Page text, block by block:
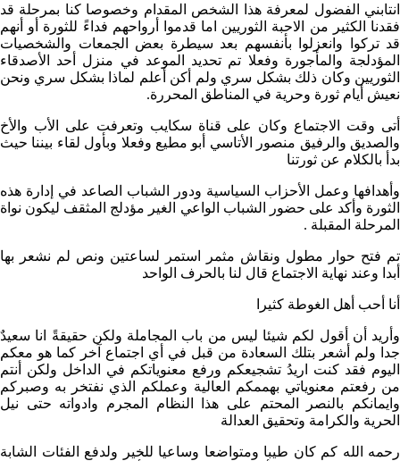
انتابني الفضول لمعرفة هذا الشخص المقدام وخصوصا كنا بمرحلة قد
فقدنا الكثير من الاحبة الثوريين اما قدموا أرواحهم فداءً للثورة أو أنهم
قد تركوا وانعزلوا بأنفسهم بعد سيطرة بعض الجمعات والشخصيات
المؤدلجة والمأجورة وفعلا تم تحديد الموعد في منزل أحد الأصدقاء
الثوريين وكان ذلك بشكل سري ولم أكن أعلم لماذا بشكل سري ونحن
نعيش أيام ثورة وحرية في المناطق المحررة.
أتى وقت الاجتماع وكان على قناة سكايب وتعرفت على الأب والأخ
والصديق والرفيق منصور الأتاسي أبو مطيع وفعلا وبأول لقاء بيننا حيث
بدأ بالكلام عن ثورتنا
وأهدافها وعمل الأحزاب السياسية ودور الشباب الصاعد في إدارة هذه
الثورة وأكد على حضور الشباب الواعي الغير مؤدلج المثقف ليكون نواة
المرحلة المقبلة .
تم فتح حوار مطول ونقاش مثمر استمر لساعتين ونص لم نشعر بها
أبدا وعند نهاية الاجتماع قال لنا بالحرف الواحد
أنا أحب أهل الغوطة كثيرا
وأريد أن أقول لكم شيئا ليس من باب المجاملة ولكن حقيقةً انا سعيدٌ
جدا ولم أشعر بتلك السعادة من قبل في أي اجتماع آخر كما هو معكم
اليوم فقد كنت اريدُ تشجيعكم ورفع معنوياتكم في الداخل ولكن أنتم
من رفعتم معنوياتي بهممكم العالية وعملكم الذي نفتخر به وصبركم
وايمانكم بالنصر المحتم على هذا النظام المجرم وادواته حتى نيل
الحرية والكرامة وتحقيق العدالة
رحمه الله كم كان طيبا ومتواضعا وساعيا للخير ولدفع الفئات الشابة